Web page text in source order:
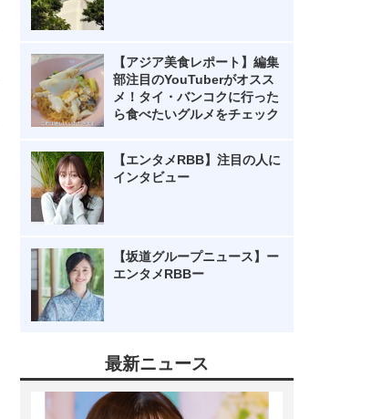
【アジア美食レポート】編集
部注目のYouTuberがオスス
メ！タイ・バンコクに行った
ら食べたいグルメをチェック
【エンタメRBB】注目の人に
インタビュー
【坂道グループニュース】ー
エンタメRBBー
最新ニュース